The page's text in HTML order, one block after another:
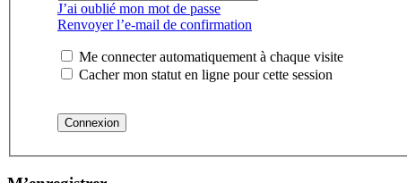
J’ai oublié mon mot de passe
Renvoyer l’e-mail de confirmation
Me connecter automatiquement à chaque visite
Cacher mon statut en ligne pour cette session